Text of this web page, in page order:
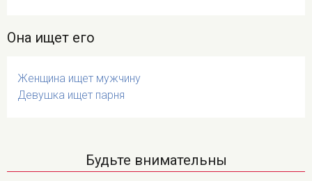
Она ищет его
Женщина ищет мужчину
Девушка ищет парня
Будьте внимательны